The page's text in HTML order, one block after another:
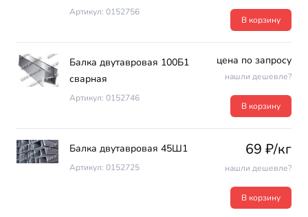
Артикул: 0152756
В корзину
Балка двутавровая 100Б1
сварная
Артикул: 0152746
цена по запросу
нашли дешевле?
В корзину
Балка двутавровая 45Ш1
Артикул: 0152725
69 ₽/кг
нашли дешевле?
В корзину